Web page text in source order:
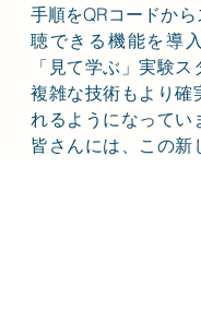
手順をQRコードか
聴できる機能を導
「見て学ぶ」実験ス
複雑な技術もより確
れるようになってい
皆さんには、この新